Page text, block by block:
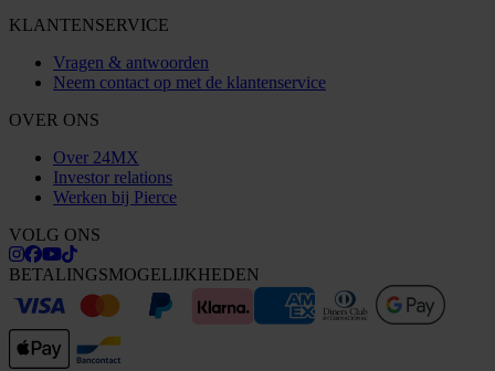
KLANTENSERVICE
Vragen & antwoorden
Neem contact op met de klantenservice
OVER ONS
Over 24MX
Investor relations
Werken bij Pierce
VOLG ONS
BETALINGSMOGELIJKHEDEN